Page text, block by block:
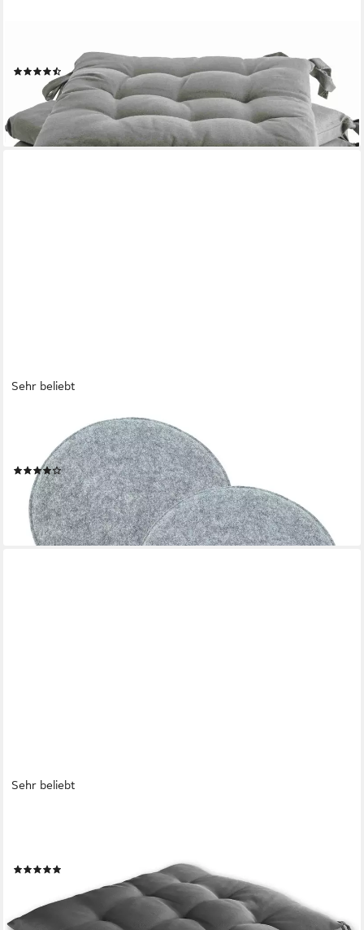
Sitzkissen etérea Sitzkissen Stuhlkissen Basic Auflage und
(21)
ab 39,99 €
lieferbar - in 2-3 Werktagen bei dir
+5
Sehr beliebt
Sitzkissen Filz Sitzauflage Stuhlkissen Bankkissen abwaschbar,
Filzkissen eckig & rund I Indoor Outdoor I bequem & robust
(35)
ab 11,95 €
lieferbar - in 2-3 Werktagen bei dir
+12
Sehr beliebt
lieferbar - in 2-3 Werktagen bei dir